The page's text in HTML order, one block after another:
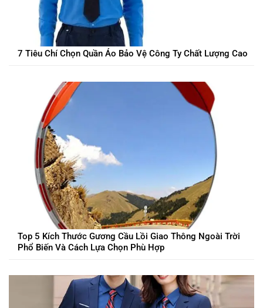
7 Tiêu Chí Chọn Quần Áo Bảo Vệ Công Ty Chất Lượng Cao
Top 5 Kích Thước Gương Cầu Lồi Giao Thông Ngoài Trời
Phổ Biến Và Cách Lựa Chọn Phù Hợp